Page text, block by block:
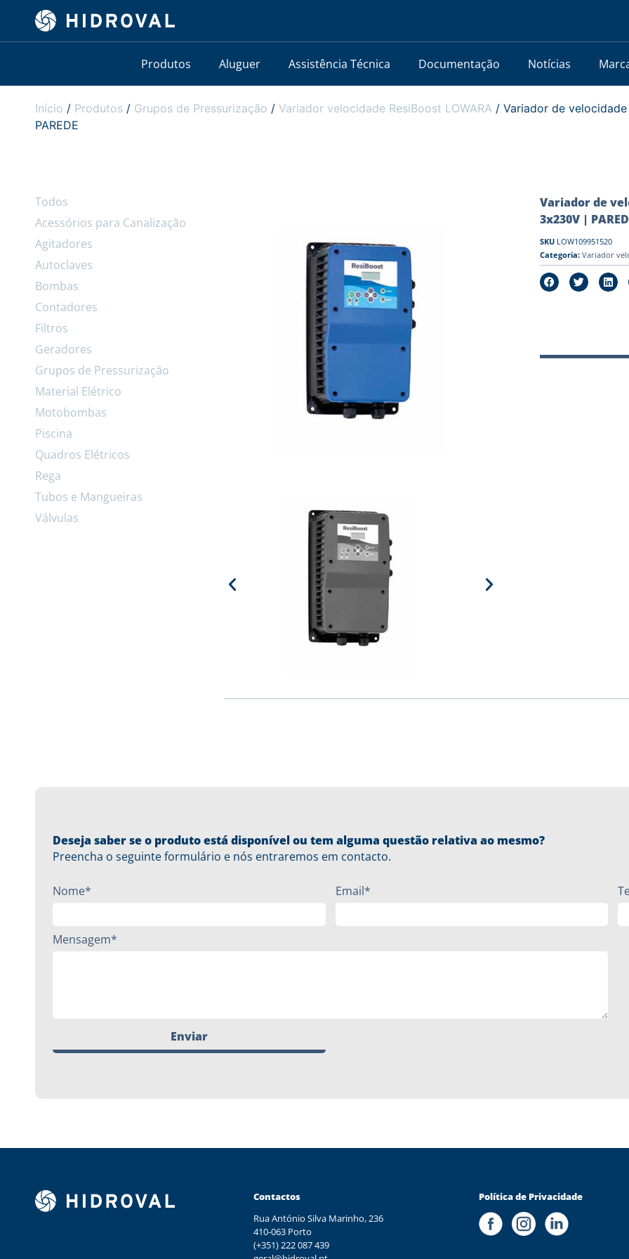
Produtos Aluguer Assistência Técnica Documentação Notícias
Início / Produtos / Grupos de Pressurização / Variador velocidade ResiBoost LOWARA / Variador de velocidade
PAREDE
Todos
Acessórios para Canalização
Agitadores
Autoclaves
Bombas
Contadores
Filtros
Geradores
Grupos de Pressurização
Material Elétrico
Motobombas
Piscina
Quadros Elétricos
Rega
Tubos e Mangueiras
Válvulas
Variador de
3x230V |
SKU LOW109951520
Categoria: Variador
Deseja saber se o produto está disponível ou tem alguma questão relativa ao mesmo?
Preencha o seguinte formulário e nós entraremos em contacto.
Nome* Email*
Mensagem*
Enviar
Contactos
Rua António Silva Marinho, 236
410-063 Porto
(+351) 222 087 439
Política de Privacidade